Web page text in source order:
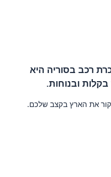
רכב בסוריה היא
ובנוחות.
את הארץ בקצב שלכם.